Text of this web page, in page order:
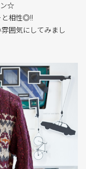
ン☆
と相性◎!!
囲気にしてみまし